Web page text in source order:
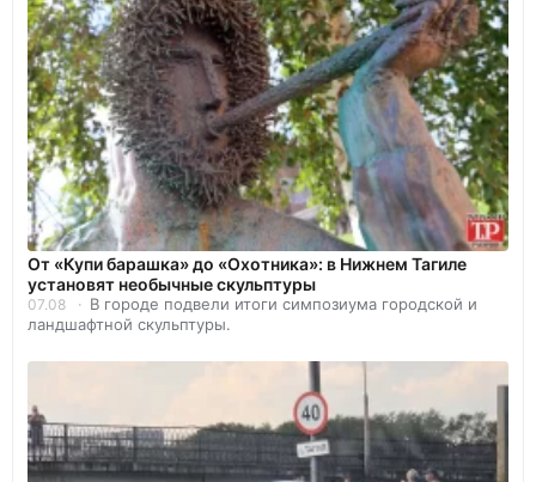
От «Купи барашка» до «Охотника»: в Нижнем Тагиле
установят необычные скульптуры
07.08
В городе подвели итоги симпозиума городской и
ландшафтной скульптуры.